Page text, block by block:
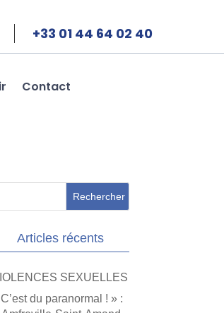
+33 01 44 64 02 40
Contact
Articles récents
SEXUELLES
du paranormal ! » :